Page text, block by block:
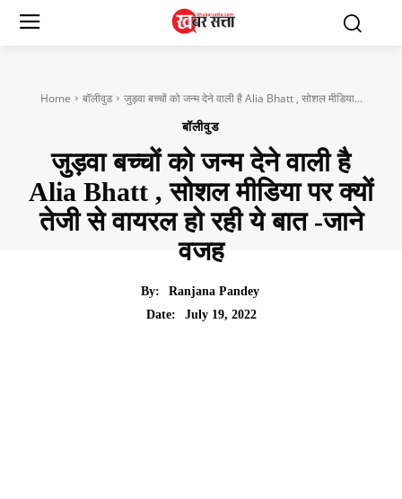
Home बॉलीवुड जुड़वा बच्चों को जन्म देने वाली है Alia Bhatt , सोशल मीडिया...
बॉलीवुड
जुड़वा बच्चों को जन्म देने वाली है
Alia Bhatt , सोशल मीडिया पर क्यों
तेजी से वायरल हो रही ये बात -जाने
वजह
By:
Ranjana Pandey
Date:
July 19, 2022